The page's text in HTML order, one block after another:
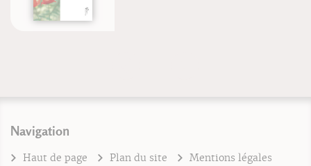
Navigation
Haut de page Plan du site
Mentions légales